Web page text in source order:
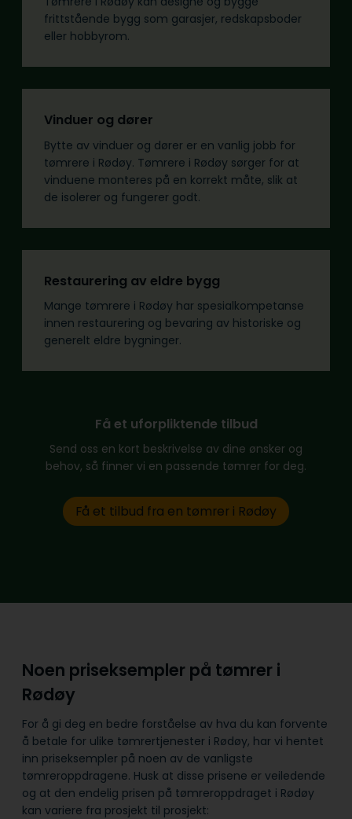
frittstående bygg som garasjer, redskapsboder
eller hobbyrom.
Vinduer og dører
Bytte av vinduer og dører er en vanlig jobb for
tømrere i Rødøy. Tømrere i Rødøy sørger for at
vinduene monteres på en korrekt måte, slik at
de isolerer og fungerer godt.
Restaurering av eldre bygg
Mange tømrere i Rødøy har spesialkompetanse
innen restaurering og bevaring av historiske og
generelt eldre bygninger.
Få et uforpliktende tilbud
Send oss en kort beskrivelse av dine ønsker og
behov, så finner vi en passende tømrer for deg.
Få et tilbud fra en tømrer i Rødøy
Noen priseksempler på tømrer i
Rødøy
For å gi deg en bedre forståelse av hva du kan forvente
å betale for ulike tømrertjenester i Rødøy, har vi hentet
inn priseksempler på noen av de vanligste
tømreroppdragene. Husk at disse prisene er veiledende
og at den endelig prisen på tømreroppdraget i Rødøy
kan variere fra prosjekt til prosjekt: